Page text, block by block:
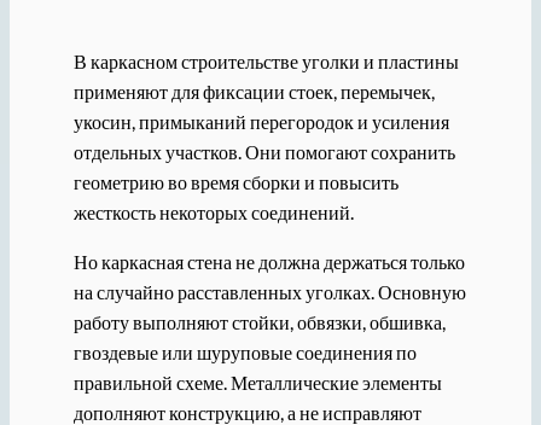
В каркасном строительстве уголки и пластины
применяют для фиксации стоек, перемычек,
укосин, примыканий перегородок и усиления
отдельных участков. Они помогают сохранить
геометрию во время сборки и повысить
жесткость некоторых соединений.
Но каркасная стена не должна держаться только
на случайно расставленных уголках. Основную
работу выполняют стойки, обвязки, обшивка,
гвоздевые или шуруповые соединения по
правильной схеме. Металлические элементы
дополняют конструкцию, а не исправляют